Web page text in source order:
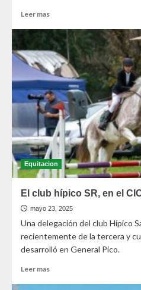
Leer mas
Equitacion
El club hípico SR, en el
mayo 23, 2025
Una delegación del club Hípico
recientemente de la tercera y
desarrolló en General Pico.
Leer mas